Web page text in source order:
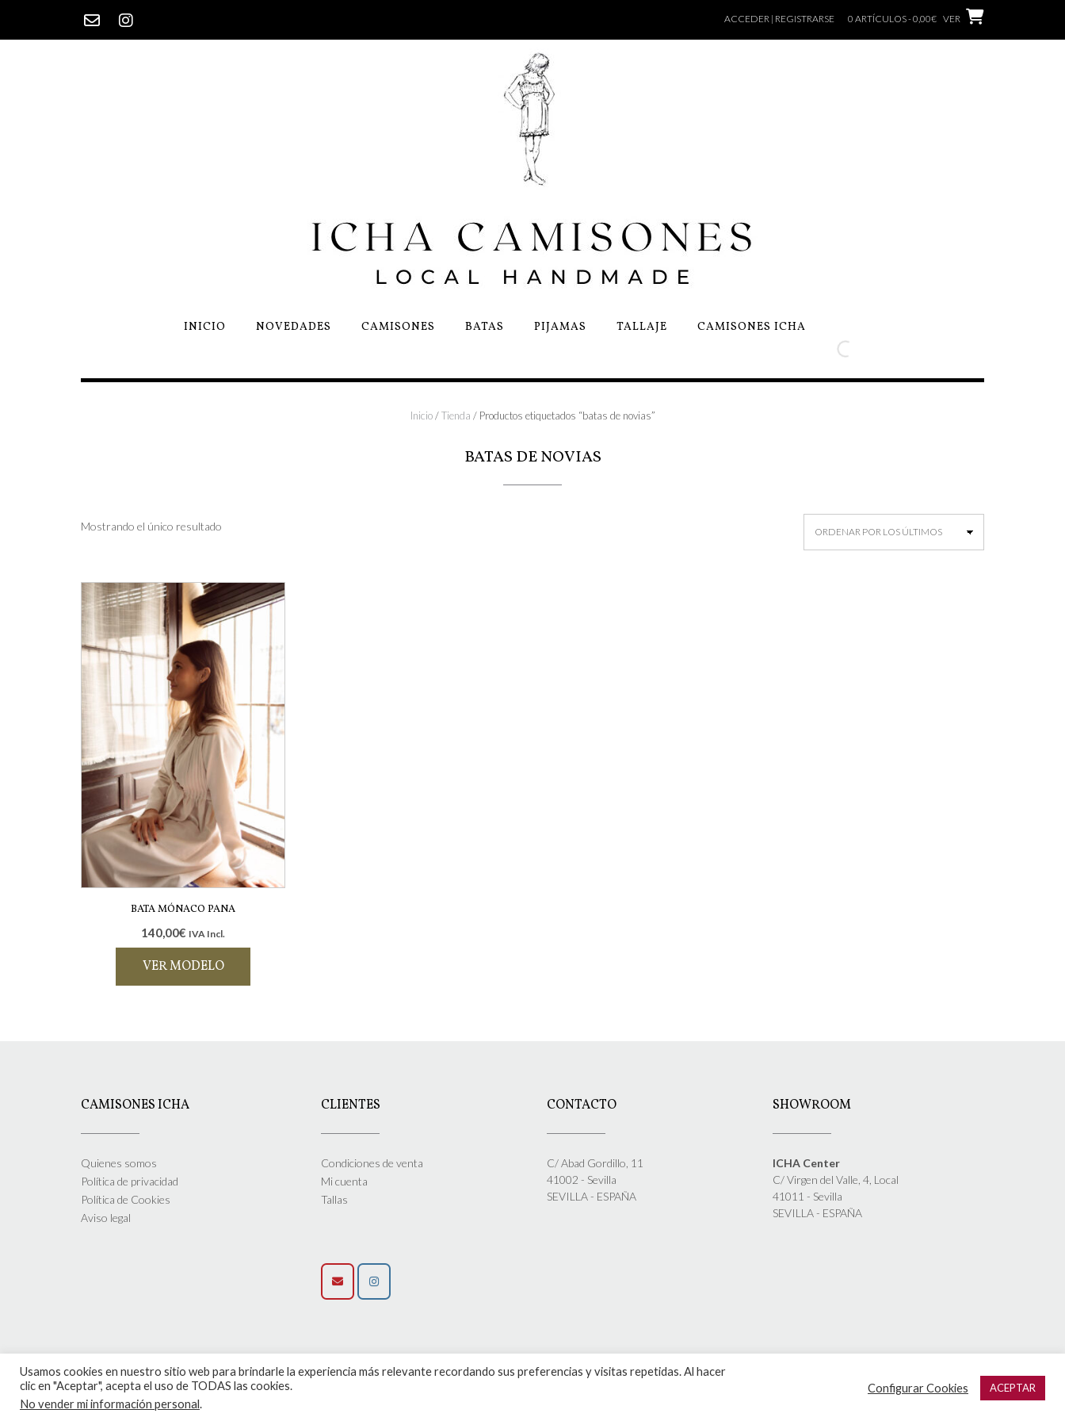
contenido
ACCEDER | REGISTRARSE 0 ARTÍCULOS - 0,00€ VER
INICIO NOVEDADES CAMISONES BATAS PIJAMAS TALLAJE CAMISONES ICHA
Inicio/Tienda / Productos etiquetados “batas de novias”
BATAS DE NOVIAS
Mostrando el único resultado
BATA MÓNACO PANA
140,00€ IVA Incl.
VER MODELO
se
CAMISONES ICHA
Quienes somos
Política de privacidad
Política de Cookies
Aviso legal
CLIENTES
Condiciones de venta
Mi cuenta
Tallas
CONTACTO
C/ Abad Gordillo, 11
41002 - Sevilla
SEVILLA - ESPAÑA
SHOWROOM
ICHA Center
C/ Virgen del Valle, 4, Local
41011 - Sevilla
SEVILLA - ESPAÑA
Usamos cookies en nuestro sitio web para brindarle la experiencia más relevante recordando sus preferencias y visitas repetidas. Al hacer
clic en "Aceptar", acepta el uso de TODAS las cookies.
No vender mi información personal.
Configurar Cookies ACEPTAR